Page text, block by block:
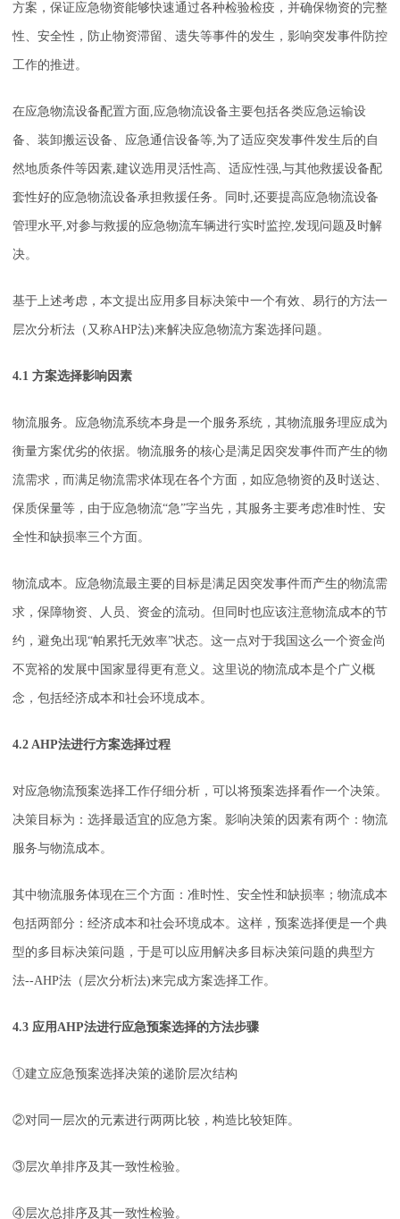
方案，保证应急物资能够快速通过各种检验检疫，并确保物资的完整
性、安全性，防止物资滞留、遗失等事件的发生，影响突发事件防控
工作的推进。
在应急物流设备配置方面,应急物流设备主要包括各类应急运输设
备、装卸搬运设备、应急通信设备等,为了适应突发事件发生后的自
然地质条件等因素,建议选用灵活性高、适应性强,与其他救援设备配
套性好的应急物流设备承担救援任务。同时,还要提高应急物流设备
管理水平,对参与救援的应急物流车辆进行实时监控,发现问题及时解
决。
基于上述考虑，本文提出应用多目标决策中一个有效、易行的方法一
层次分析法（又称AHP法)来解决应急物流方案选择问题。
4.1 方案选择影响因素
物流服务。应急物流系统本身是一个服务系统，其物流服务理应成为
衡量方案优劣的依据。物流服务的核心是满足因突发事件而产生的物
流需求，而满足物流需求体现在各个方面，如应急物资的及时送达、
保质保量等，由于应急物流“急”字当先，其服务主要考虑准时性、安
全性和缺损率三个方面。
物流成本。应急物流最主要的目标是满足因突发事件而产生的物流需
求，保障物资、人员、资金的流动。但同时也应该注意物流成本的节
约，避免出现“帕累托无效率”状态。这一点对于我国这么一个资金尚
不宽裕的发展中国家显得更有意义。这里说的物流成本是个广义概
念，包括经济成本和社会环境成本。
4.2 AHP法进行方案选择过程
对应急物流预案选择工作仔细分析，可以将预案选择看作一个决策。
决策目标为：选择最适宜的应急方案。影响决策的因素有两个：物流
服务与物流成本。
其中物流服务体现在三个方面：准时性、安全性和缺损率；物流成本
包括两部分：经济成本和社会环境成本。这样，预案选择便是一个典
型的多目标决策问题，于是可以应用解决多目标决策问题的典型方
法--AHP法（层次分析法)来完成方案选择工作。
4.3 应用AHP法进行应急预案选择的方法步骤
①建立应急预案选择决策的递阶层次结构
②对同一层次的元素进行两两比较，构造比较矩阵。
③层次单排序及其一致性检验。
④层次总排序及其一致性检验。